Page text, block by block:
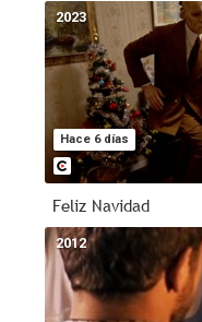
Hace 6 días
2023
Feliz Navidad
2012